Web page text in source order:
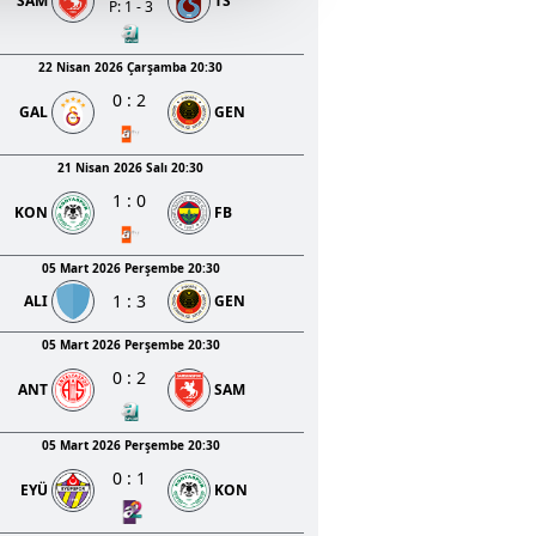
ve sizlere yönelik
detaylı bilgi için Ayarlar
ve sitemizde ilgili
P: 1 - 3
22 Nisan 2026 Çarşamba 20:30
GAL
0 : 2
GEN
21 Nisan 2026 Salı 20:30
KON
1 :0
FB
05 Mart 2026 Perşembe 20:30
ALI 1 :3 GEN
05 Mart 2026 Perşembe 20:30
ANT
0 : 2
SAM
05 Mart 2026 Perşembe 20:30
EYÜ
0 : 1
KON